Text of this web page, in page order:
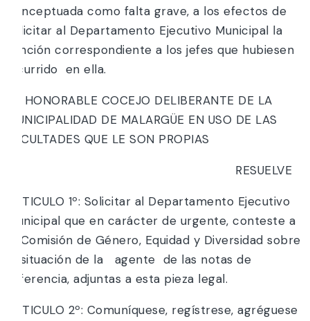
conceptuada como falta grave, a los efectos de
solicitar al Departamento Ejecutivo Municipal la
sanción correspondiente a los jefes que hubiesen
incurrido en ella.
EL HONORABLE COCEJO DELIBERANTE DE LA
MUNICIPALIDAD DE MALARGÜE EN USO DE LAS
FACULTADES QUE LE SON PROPIAS
RESUELVE
ARTICULO 1º: Solicitar al Departamento Ejecutivo
Municipal que en carácter de urgente, conteste a
la Comisión de Género, Equidad y Diversidad sobre
la situación de la agente de las notas de
referencia, adjuntas a esta pieza legal.
ARTICULO 2º: Comuníquese, regístrese, agréguese